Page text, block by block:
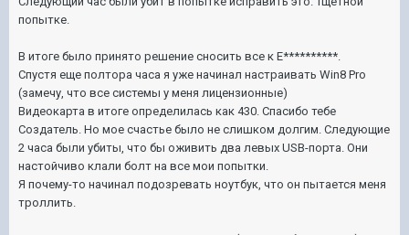
попытке.
В итоге было принято решение сносить все к Е**********.
Спустя еще полтора часа я уже начинал настраивать Win8 Pro
(замечу, что все системы у меня лицензионные)
Видеокарта в итоге определилась как 430. Спасибо тебе
Создатель. Но мое счастье было не слишком долгим. Следующие
2 часа были убиты, что бы оживить два левых USB-порта. Они
настойчиво клали болт на все мои попытки.
Я почему-то начинал подозревать ноутбук, что он пытается меня
троллить.